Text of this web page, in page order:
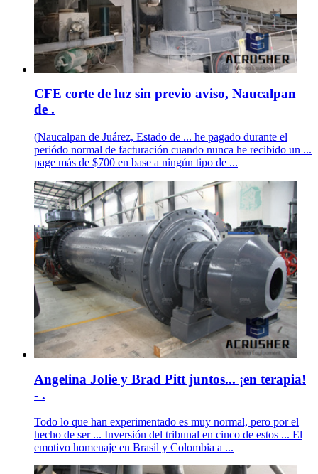
CFE corte de luz sin previo aviso, Naucalpan
de .
(Naucalpan de Juárez, Estado de ... he pagado durante el
periódo normal de facturación cuando nunca he recibido un ...
page más de $700 en base a ningún tipo de ...
Angelina Jolie y Brad Pitt juntos... ¡en terapia!
- .
Todo lo que han experimentado es muy normal, pero por el
hecho de ser ... Inversión del tribunal en cinco de estos ... El
emotivo homenaje en Brasil y Colombia a ...